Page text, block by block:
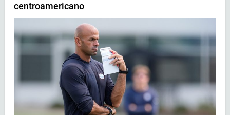
centroamericano